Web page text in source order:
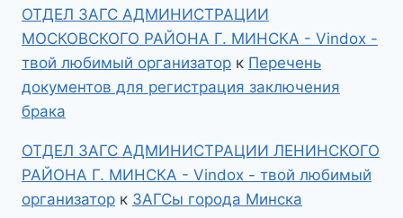
ОТДЕЛ ЗАГС АДМИНИСТРАЦИИ
МОСКОВСКОГО РАЙОНА Г. МИНСКА - Vindox -
твой любимый организатор к Перечень
документов для регистрация заключения
брака
ОТДЕЛ ЗАГС АДМИНИСТРАЦИИ ЛЕНИНСКОГО
РАЙОНА Г. МИНСКА - Vindox - твой любимый
организатор к ЗАГСы города Минска